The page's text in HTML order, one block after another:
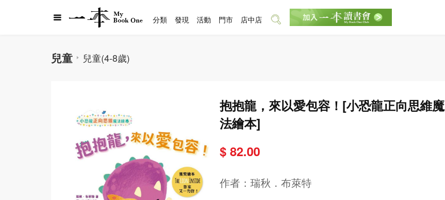
兒童 兒童(4-8歲)
抱抱龍，來以愛包容！[小恐龍正向思維魔
法繪本]
$ 82.00
作者： 瑞秋．布萊特
分類 發現 活動 門市 店中店